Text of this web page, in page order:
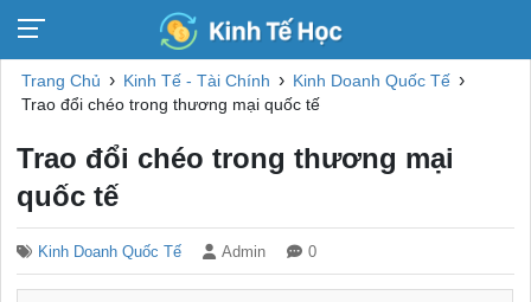
Trang Chủ › Kinh Tế - Tài Chính › Kinh Doanh Quốc Tế ›
Trao đổi chéo trong thương mại quốc tế
Trao đổi chéo trong thương mại
quốc tế
Kinh Doanh Quốc Tế Admin 0